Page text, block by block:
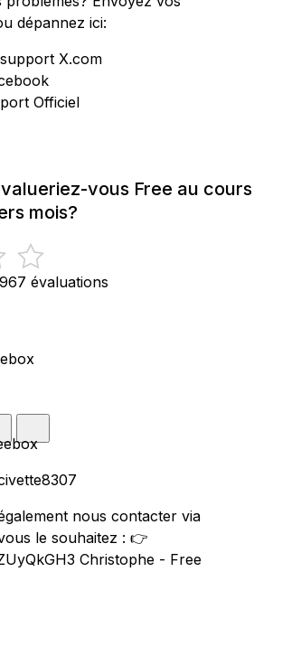
dépannez ici:
X.com
Officiel
vous Free au cours
mois?
évaluations
nous contacter via
le souhaitez : 👉
Christophe - Free